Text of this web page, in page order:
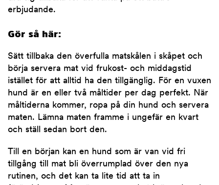
erbjudande.
Gör så här:
Sätt tillbaka den överfulla matskålen i skåpet och
börja servera mat vid frukost- och middagstid
istället för att alltid ha den tillgänglig. För en vuxen
hund är en eller två måltider per dag perfekt. När
måltiderna kommer, ropa på din hund och servera
maten. Lämna maten framme i ungefär en kvart
och ställ sedan bort den.
Till en början kan en hund som är van vid fri
tillgång till mat bli överrumplad över den nya
rutinen, och det kan ta lite tid att ta in